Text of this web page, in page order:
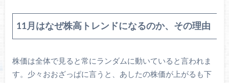
11月はなぜ株高トレンドになるのか、その理由
株価は全体で見ると常にランダムに動いていると言われま
す。少々おおざっぱに言うと、あしたの株価が上がるも下